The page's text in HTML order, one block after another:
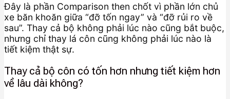
Đây là phần Comparison then chốt vì phần lớn chủ
xe băn khoăn giữa “đỡ tốn ngay” và “đỡ rủi ro về
sau”. Thay cả bộ không phải lúc nào cũng bắt buộc,
nhưng chỉ thay lá côn cũng không phải lúc nào là
tiết kiệm thật sự.
Thay cả bộ côn có tốn hơn nhưng tiết kiệm hơn
về lâu dài không?